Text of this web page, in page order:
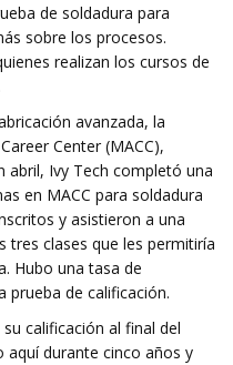
de soldadura para
sobre los procesos.
realizan los cursos de
avanzada, la
Center (MACC),
abril, Ivy Tech completó una
en MACC para soldadura
y asistieron a una
tres clases que les permitiría
Hubo una tasa de
prueba de calificación.
calificación al final del
aquí durante cinco años y